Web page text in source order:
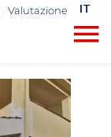
Valutazione IT